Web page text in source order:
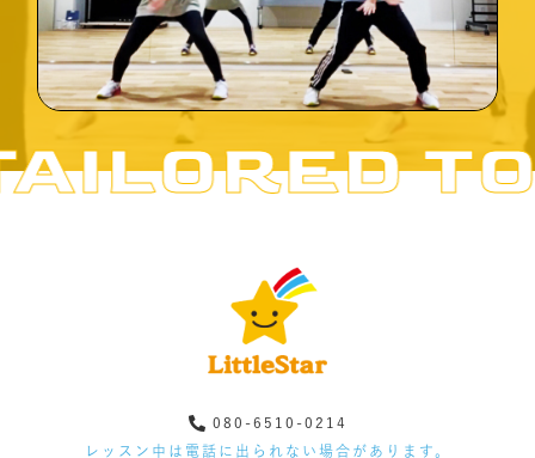
080-6510-0214
レッスン中は電話に出られない場合があります。